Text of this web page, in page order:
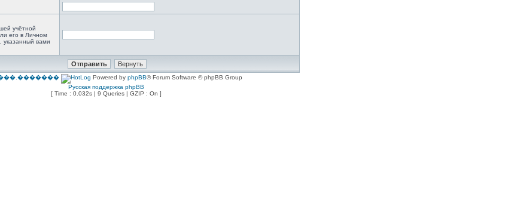
учётной
его в Личном
указанный вами
Powered by phpBB® Forum Software © phpBB Group
Русская поддержка phpBB
[ Time : 0.032s | 9 Queries | GZIP : On ]